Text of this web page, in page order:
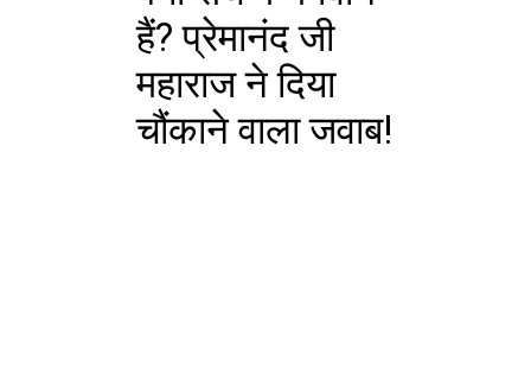
हैं? प्रेमानंद जी
महाराज ने दिया
चौंकाने वाला जवाब!